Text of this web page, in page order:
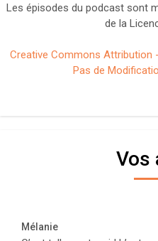
Les épisodes du podcast sont
de la
Creative Commons Attribution
Pas de
Vos
Mélanie